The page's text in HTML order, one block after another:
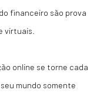
financeiro são prova
virtuais.
online se torne cada
mundo somente